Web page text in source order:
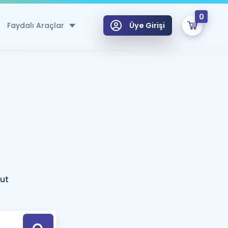
Faydalı Araçlar
Hesaplama Aracı
için Öneriler
Tek Takvimde
Üye Girişi
0